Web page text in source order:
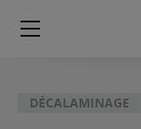
Méga
DÉCALAMINAGE